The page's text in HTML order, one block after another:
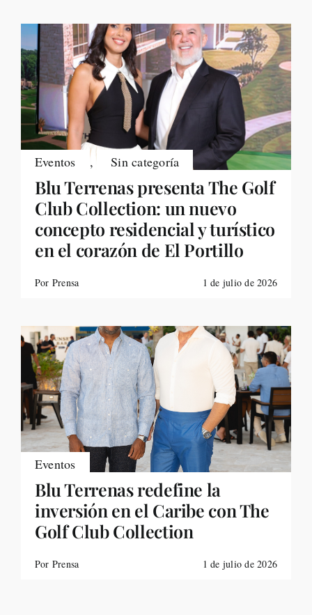
Eventos , Sin categoría
Blu Terrenas presenta The Golf
Club Collection: un nuevo
concepto residencial y turístico
en el corazón de El Portillo
Por Prensa 1 de julio de 2026
Eventos
Blu Terrenas redefine la
inversión en el Caribe con The
Golf Club Collection
Por Prensa 1 de julio de 2026